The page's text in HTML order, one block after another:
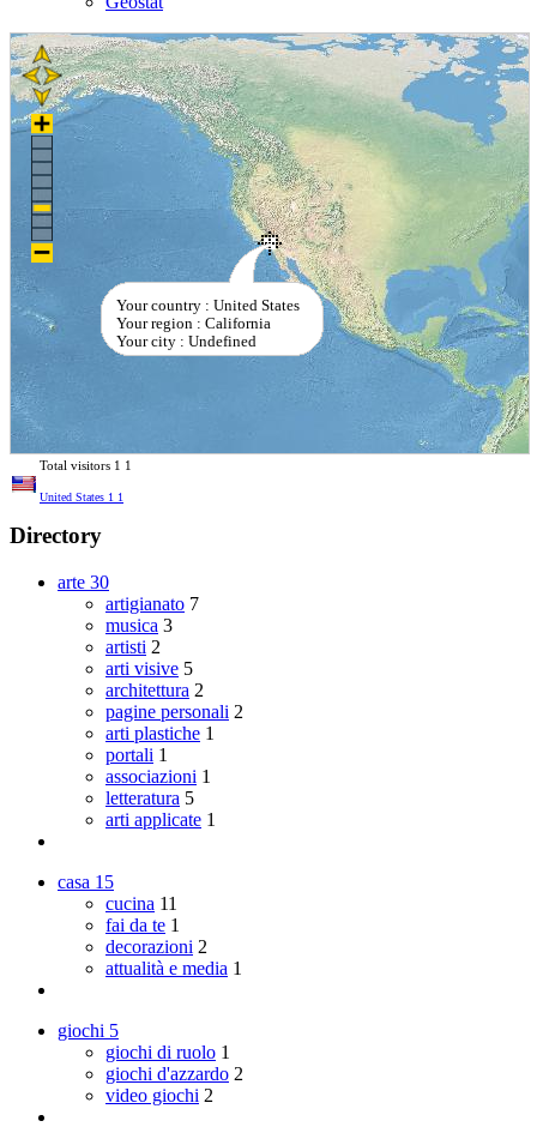
Your country : United States
Your region : California
Your city : Undefined
Total visitors 1 1
United States 1 1
Directory
arte 30
artigianato 7
musica 3
artisti 2
arti visive 5
architettura 2
pagine personali 2
arti plastiche 1
portali 1
associazioni 1
letteratura 5
arti applicate 1
casa 15
cucina 11
fai da te 1
decorazioni 2
attualità e media 1
giochi 5
giochi di ruolo 1
giochi d'azzardo 2
video giochi 2